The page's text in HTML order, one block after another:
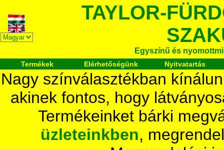
TAYLOR-
Egyszínű és
Termékek Elérhetőségünk Nyitvatartás
Nagy színválasztékban
akinek fontos, hogy
Termékeinket bárki
üzleteinkben,